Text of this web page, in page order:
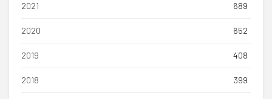
2021 689
2020 652
2019 408
2018 399